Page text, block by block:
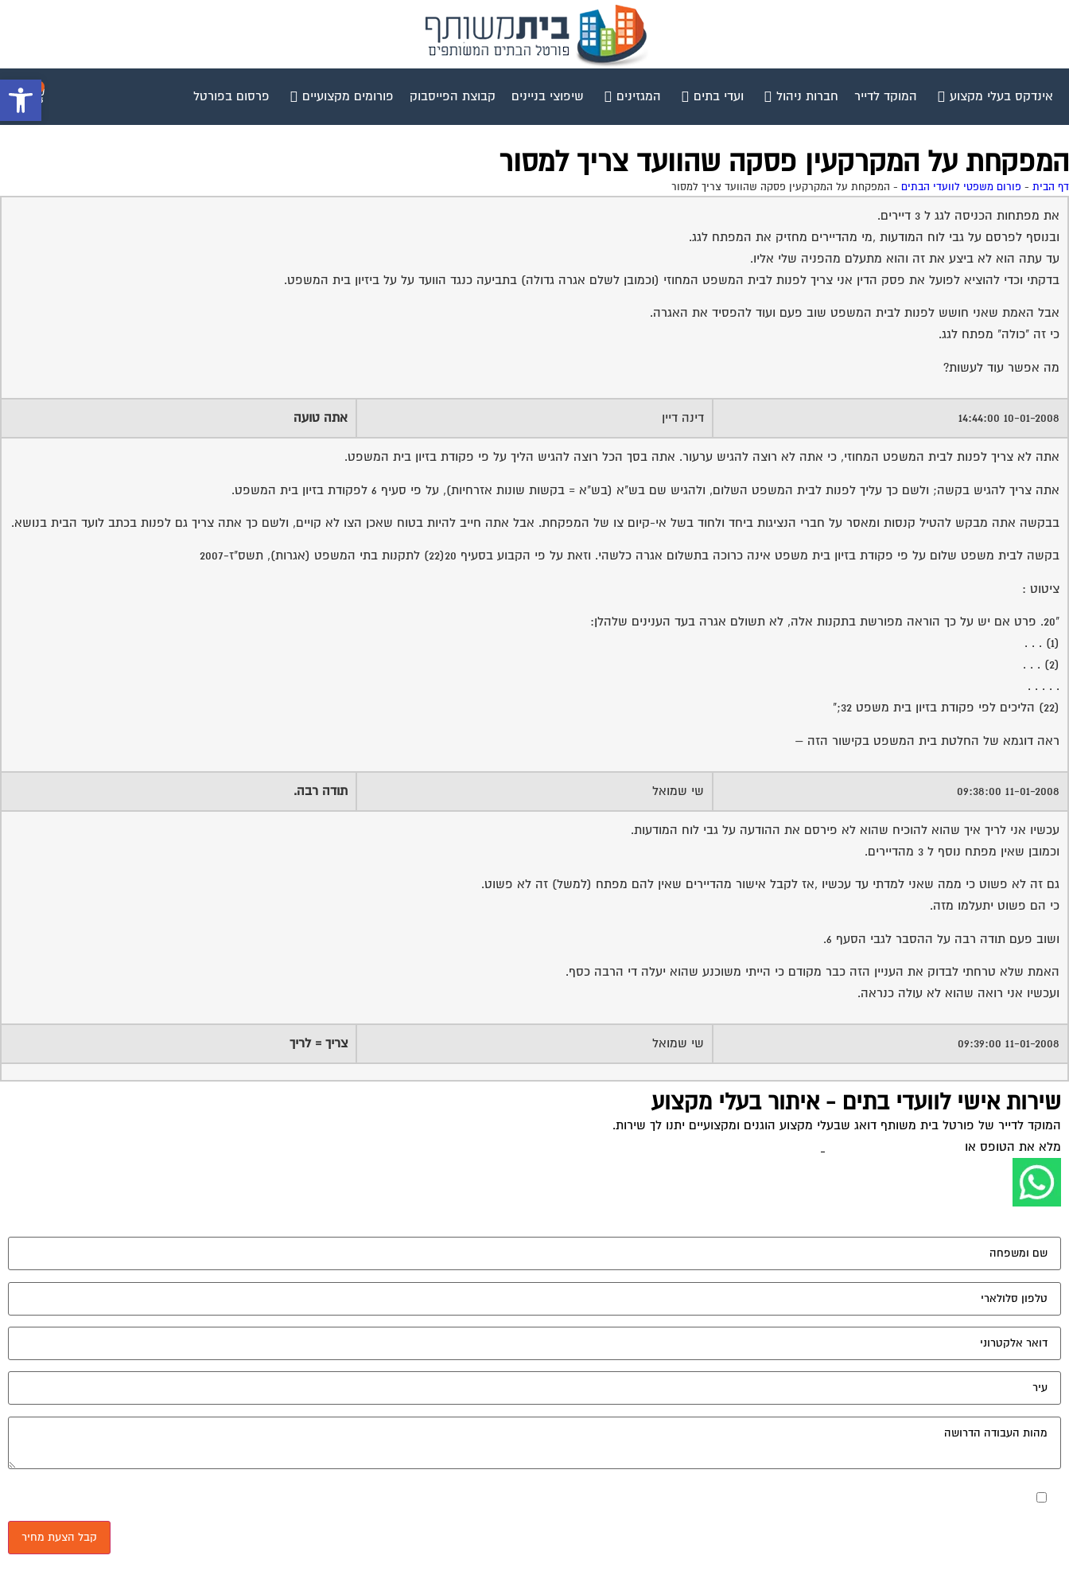
פתח אינדקס בעלי מקצוע המוקד לדייר חברות ניהול ועדי בתים המגזינים שיפוצי בניינים קבוצת הפייסבוק פורומים מקצועיים פרסום בפורטל
המפקחת על המקרקעין פסקה שהוועד צריך למסור
דף הבית - פורום משפטי לוועדי הבתים - המפקחת על המקרקעין פסקה שהוועד צריך למסור
את מפתחות הכניסה לגג ל 3 דיירים.
ובנוסף לפרסם על גבי לוח המודעות ,מי מהדיירים מחזיק את המפתח לגג.
עד עתה הוא לא ביצע את זה והוא מתעלם מהפניה שלי אליו.
בדקתי וכדי להוציא לפועל את פסק הדין אני צריך לפנות לבית המשפט המחוזי (וכמובן לשלם אגרה גדולה) בתביעה כנגד הוועד על על ביזיון בית המשפט.
אבל האמת שאני חושש לפנות לבית המשפט שוב פעם ועוד להפסיד את האגרה.
כי זה "כולה" מפתח לגג.
מה אפשר עוד לעשות?
10-01-2008 14:44:00 דינה דיין אתה טועה
אתה לא צריך לפנות לבית המשפט המחוזי, כי אתה לא רוצה להגיש ערעור. אתה בסך הכל רוצה להגיש הליך על פי פקודת בזיון בית המשפט.
אתה צריך להגיש בקשה; ולשם כך עליך לפנות לבית המשפט השלום, ולהגיש שם בש"א (בש"א = בקשות שונות אזרחיות), על פי סעיף 6 לפקודת בזיון בית המשפט.
בבקשה אתה מבקש להטיל קנסות ומאסר על חברי הנציגות ביחד ולחוד בשל אי-קיום צו של המפקחת. אבל אתה חייב להיות בטוח שאכן הצו לא קויים, ולשם כך אתה צריך גם לפנות בכתב לועד הבית בנושא.
בקשה לבית משפט שלום על פי פקודת בזיון בית משפט אינה כרוכה בתשלום אגרה כלשהי. וזאת על פי הקבוע בסעיף 20(22) לתקנות בתי המשפט (אגרות), תשס"ז-2007
ציטוט :
"20. פרט אם יש על כך הוראה מפורשת בתקנות אלה, לא תשולם אגרה בעד הענינים שלהלן:
(1) . . .
(2) . . .
. . . . .
(22) הליכים לפי פקודת בזיון בית משפט 32;"
ראה דוגמא של החלטת בית המשפט בקישור הזה –
11-01-2008 09:38:00 שי שמואל תודה רבה.
עכשיו אני לריך איך שהוא להוכיח שהוא לא פירסם את ההודעה על גבי לוח המודעות.
וכמובן שאין מפתח נוסף ל 3 מהדיירים.
גם זה לא פשוט כי ממה שאני למדתי עד עכשיו ,אז לקבל אישור מהדיירים שאין להם מפתח (למשל) זה לא פשוט.
כי הם פשוט יתעלמו מזה.
ושוב פעם תודה רבה על ההסבר לגבי הסעף 6.
האמת שלא טרחתי לבדוק את העניין הזה כבר מקודם כי הייתי משוכנע שהוא יעלה די הרבה כסף.
ועכשיו אני רואה שהוא לא עולה כנראה.
11-01-2008 09:39:00 שי שמואל צריך = לריך
שירות אישי לוועדי בתים - איתור בעלי מקצוע
המוקד לדייר של פורטל בית משותף דואג שבעלי מקצוע הוגנים ומקצועיים יתנו לך שירות.
מלא את הטופס או